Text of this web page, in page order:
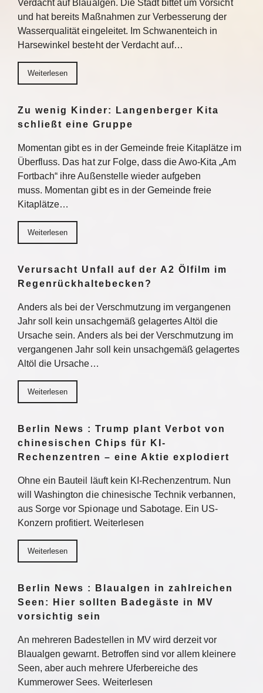
Verdacht auf Blaualgen. Die Stadt bittet um Vorsicht
und hat bereits Maßnahmen zur Verbesserung der
Wasserqualität eingeleitet. Im Schwanenteich in
Harsewinkel besteht der Verdacht auf…
Weiterlesen
Zu wenig Kinder: Langenberger Kita
schließt eine Gruppe
Momentan gibt es in der Gemeinde freie Kitaplätze im
Überfluss. Das hat zur Folge, dass die Awo-Kita „Am
Fortbach“ ihre Außenstelle wieder aufgeben
muss. Momentan gibt es in der Gemeinde freie
Kitaplätze…
Weiterlesen
Verursacht Unfall auf der A2 Ölfilm im
Regenrückhaltebecken?
Anders als bei der Verschmutzung im vergangenen
Jahr soll kein unsachgemäß gelagertes Altöl die
Ursache sein. Anders als bei der Verschmutzung im
vergangenen Jahr soll kein unsachgemäß gelagertes
Altöl die Ursache…
Weiterlesen
Berlin News : Trump plant Verbot von
chinesischen Chips für KI-
Rechenzentren – eine Aktie explodiert
Ohne ein Bauteil läuft kein KI-Rechenzentrum. Nun
will Washington die chinesische Technik verbannen,
aus Sorge vor Spionage und Sabotage. Ein US-
Konzern profitiert. Weiterlesen
Weiterlesen
Berlin News : Blaualgen in zahlreichen
Seen: Hier sollten Badegäste in MV
vorsichtig sein
An mehreren Badestellen in MV wird derzeit vor
Blaualgen gewarnt. Betroffen sind vor allem kleinere
Seen, aber auch mehrere Uferbereiche des
Kummerower Sees. Weiterlesen